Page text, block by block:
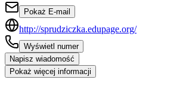
Pokaż E-mail
http://sprudziczka.edupage.org/
Wyświetl numer
Napisz wiadomość
Pokaż więcej informacji